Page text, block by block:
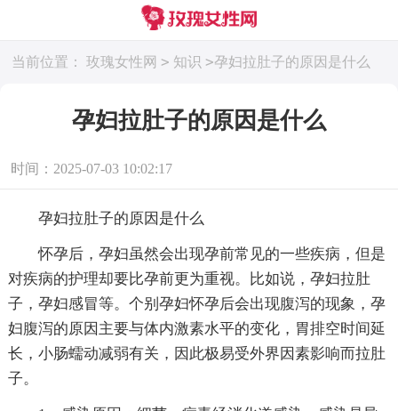
当前位置： 玫瑰女性网 > 知识 >孕妇拉肚子的原因是什么
孕妇拉肚子的原因是什么
时间：2025-07-03 10:02:17
孕妇拉肚子的原因是什么
怀孕后，孕妇虽然会出现孕前常见的一些疾病，但是
对疾病的护理却要比孕前更为重视。比如说，孕妇拉肚
子，孕妇感冒等。个别孕妇怀孕后会出现腹泻的现象，孕
妇腹泻的原因主要与体内激素水平的变化，胃排空时间延
长，小肠蠕动减弱有关，因此极易受外界因素影响而拉肚
子。